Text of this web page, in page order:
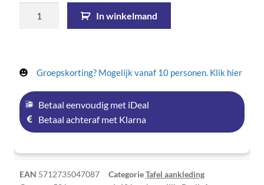
In winkelmand
Groepskorting? Mogelijk vanaf 10 personen. Klik hier
Betaal eenvoudig met iDeal
Betaal achteraf met Klarna
EAN 5712735047087 CategorieTafel aankleding